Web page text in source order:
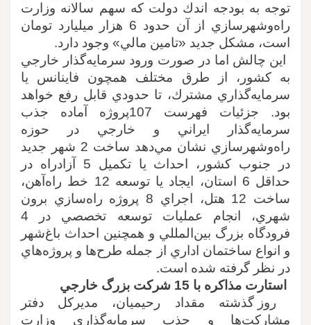
توجه به بودجه اندك دولت كه سهم سالانه وزارت
راه‌و‌شهرسازي از آن حدود 6 هزار ميليارد تومان
است، مشكل جديد «تامين مالي» وجود دارد.
اين چالش اما در صورت ورود سرمايه‌گذار خارجي
به كشور، از طرق مختلف همچون فاينانس يا
سرمايه‌گذاري مشترك، تا حدودي قابل رفع خواهد
بود. جزئيات فهرست 107پروژه آماده جذب
سرمايه‌گذار ايراني و خارجي در حوزه
راه‌و‌شهرسازي نشان مي‌دهد ساخت 2 شهر جديد
در جنوب كشور، احداث يا تكميل 5 آزادراه در
حداقل 6 استان، ايجاد يا توسعه 12 خط راه‌آهن،
ساخت 12 هتل، اجراي 8 پروژه راه‌سازي برون
شهري، انجام عمليات توسعه تخصصي در 4
فرودگاه بزرگ بين‌المللي و همچنين احداث باغ‌شهر
و انواع ساختمان اداري از جمله طرح‌ها و پروژه‌هاي
در نظر گرفته شده است.
استارت مذاكره با 15 شركت بزرگ خارجي
روز گذشته مقداد رحيميان، مديركل دفتر
مشاركت‌ها و جذب سرمايه‌گذاري وزارت